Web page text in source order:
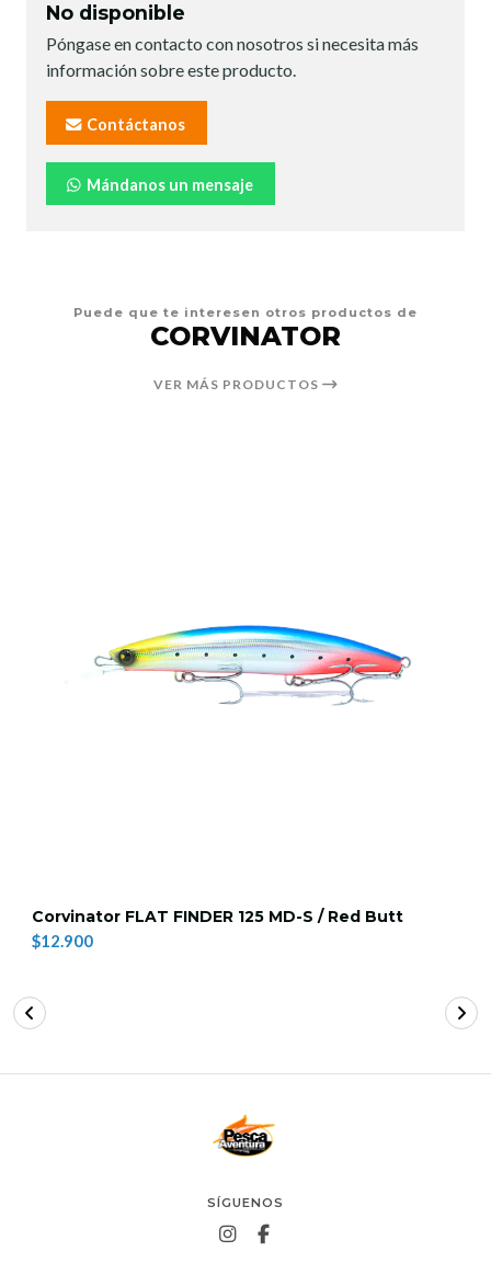
No disponible
Póngase en contacto con nosotros si necesita más
información sobre este producto.
Contáctanos
Mándanos un mensaje
Puede que te interesen otros productos de
CORVINATOR
VER MÁS PRODUCTOS
Corvinator FLAT FINDER 125 MD-S / Red Butt
$12.900
SÍGUENOS